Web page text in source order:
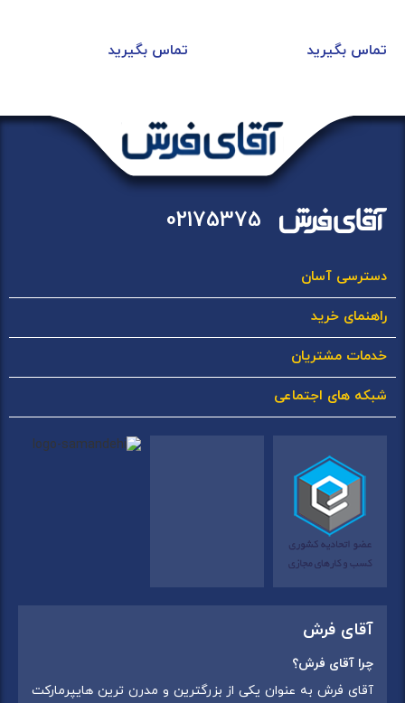
تماس بگیرید تماس بگیرید
02175375
دسترسی آسان
راهنمای خرید
خدمات مشتریان
شبکه های اجتماعی
آقای فرش
چرا آقای فرش؟
آقای فرش به عنوان یکی از بزرگترین و مدرن ترین هایپرمارکت